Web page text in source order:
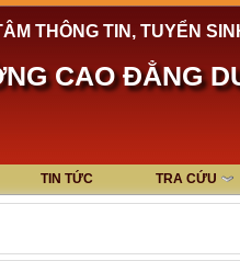
THÔNG TIN, TUYỂN
CAO ĐẲNG
TIN TỨC TRA CỨU